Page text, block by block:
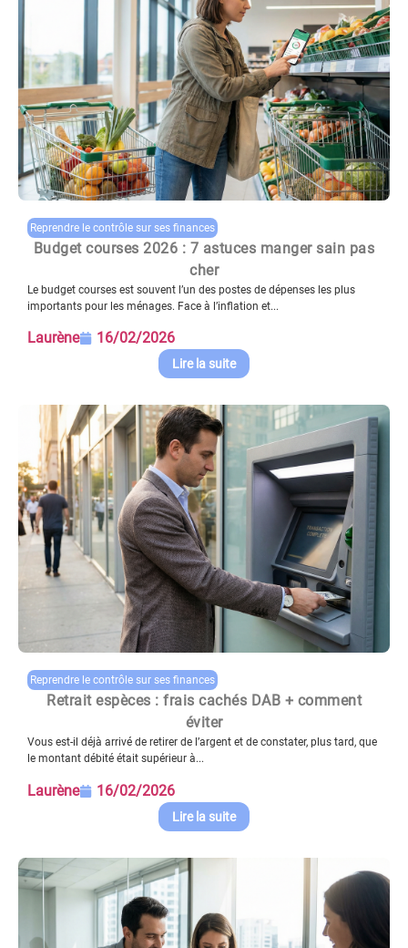
Reprendre le contrôle sur ses finances
Budget courses 2026 : 7 astuces manger sain pas
cher
Le budget courses est souvent l’un des postes de dépenses les plus
importants pour les ménages. Face à l’inflation et...
Laurène 16/02/2026
Lire la suite
Reprendre le contrôle sur ses finances
Retrait espèces : frais cachés DAB + comment
éviter
Vous est-il déjà arrivé de retirer de l’argent et de constater, plus tard, que
le montant débité était supérieur à...
Laurène 16/02/2026
Lire la suite